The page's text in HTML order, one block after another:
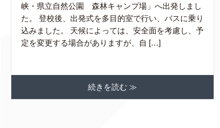
峡・県立自然公園 森林キャンプ場」へ出発しまし
た。 登校後、出発式を多目的室で行い、バスに乗り
込みました。 天候によっては、安全面を考慮し、予
定を変更する場合がありますが、自 […]
続きを読む ≫